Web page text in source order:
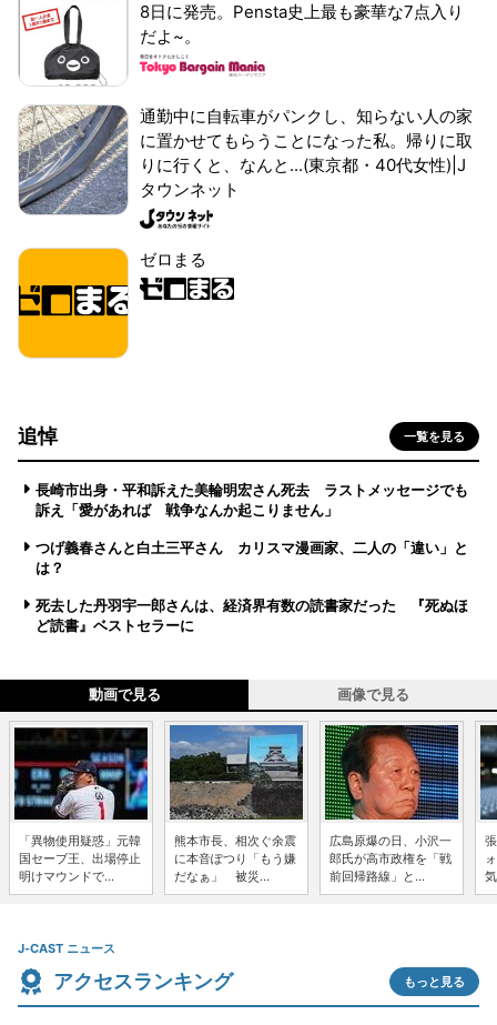
8日に発売。Pensta史上最も豪華な7点入り
だよ~。
通勤中に自転車がパンクし、知らない人の家
に置かせてもらうことになった私。帰りに取
りに行くと、なんと...(東京都・40代女性)|J
タウンネット
ゼロまる
追悼 一覧を見る
長崎市出身・平和訴えた美輪明宏さん死去 ラストメッセージでも
訴え「愛があれば 戦争なんか起こりません」
つげ義春さんと白土三平さん カリスマ漫画家、二人の「違い」と
は？
死去した丹羽宇一郎さんは、経済界有数の読書家だった 『死ぬほ
ど読書』ベストセラーに
動画で見る 画像で見る
「異物使用疑惑」元韓
国セーブ王、出場停止
明けマウンドで...
熊本市長、相次ぐ余震
に本音ぽつり「もう嫌
だなぁ」 被災...
広島原爆の日、小沢一
郎氏が高市政権を「戦
前回帰路線」と...
J-CAST ニュース
アクセスランキング もっと見る